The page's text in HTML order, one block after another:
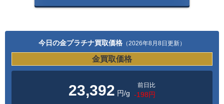
今日の金プラチナ買取価格 （2026年8月8日更新）
金買取価格
23,392 円/g
前日比
-198円